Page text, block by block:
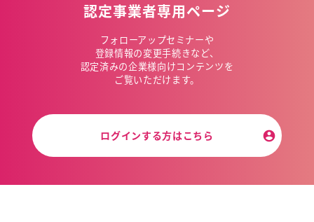
認定事業者専用ページ
フォローアップセミナーや
登録情報の変更手続きなど、
認定済みの企業様向けコンテンツを
ご覧いただけます。
ログインする方はこちら